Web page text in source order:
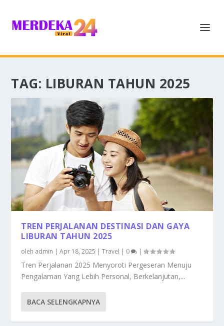
TAG: LIBURAN TAHUN 2025
TREN PERJALANAN DESTINASI DAN GAYA
LIBURAN TAHUN 2025
oleh admin |Apr 18, 2025 |Travel | 0 |
Tren Perjalanan 2025 Menyoroti Pergeseran Menuju
Pengalaman Yang Lebih Personal, Berkelanjutan,...
BACA SELENGKAPNYA